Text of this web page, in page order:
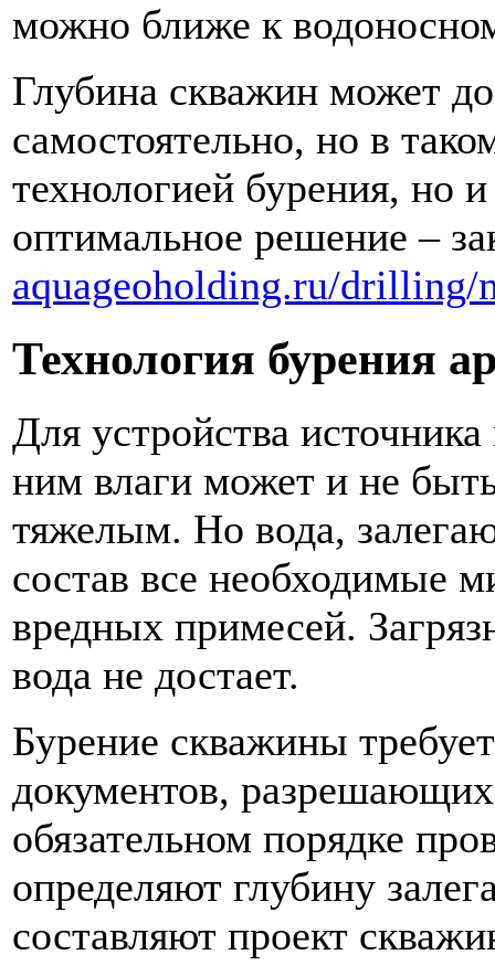
можно ближе к
Глубина скважин может
самостоятельно, но в
технологией бурения, но
оптимальное решение –
aquageoholding.ru/drilling/
Технология бурения
Для устройства
ним влаги может и не
тяжелым. Но вода,
состав все необходимые
вредных примесей.
вода не достает.
Бурение скважины
документов,
обязательном порядке
определяют глубину
составляют проект